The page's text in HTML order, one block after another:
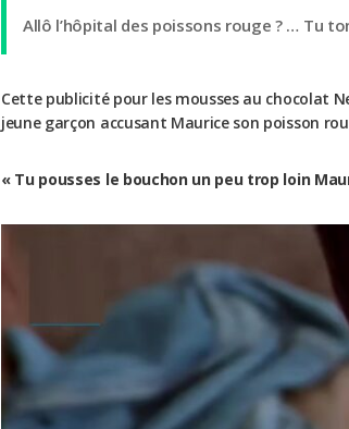
Allô l’hôpital des poissons rouge ? … Tu
Cette publicité pour les mousses au chocolat
jeune garçon accusant Maurice son poisson
« Tu pousses le bouchon un peu trop loin